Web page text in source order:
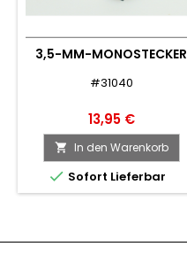
3,5-MM-MONOSTECKER
#31040
13,95 €
 In den Warenkorb
 Sofort Lieferbar